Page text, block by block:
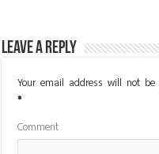
Leave a Reply
Your email address will not be
*
Comment